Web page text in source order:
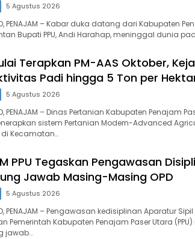
5 Agustus 2026
PENAJAM – Kabar duka datang dari Kabupaten
Bupati PPU, Andi Harahap, meninggal dunia
Terapkan PM-AAS Oktober,
Padi hingga 5 Ton per
5 Agustus 2026
PENAJAM – Dinas Pertanian Kabupaten Penajam
sistem Pertanian Modern-Advanced
di Kecamatan…
PPU Tegaskan Pengawasan
Jawab Masing-Masing OPD
5 Agustus 2026
PENAJAM – Pengawasan kedisiplinan Aparatur
Pemerintah Kabupaten Penajam Paser Utara
jawab…